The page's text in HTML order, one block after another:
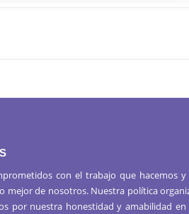
con el trabajo que hacemos
mejor de nosotros. Nuestra política
por nuestra honestidad y amabilidad